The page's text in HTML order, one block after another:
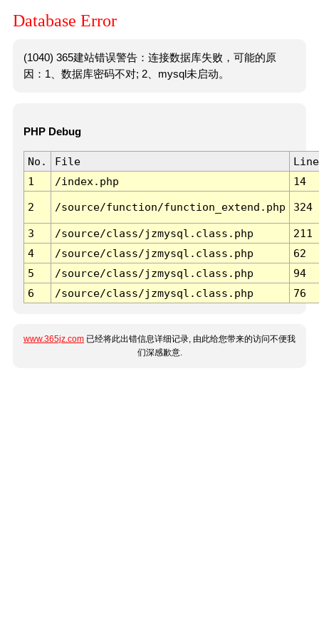
Database Error
(1040) 365建站错误警告：连接数据库失败，可能的原
因：1、数据库密码不对; 2、mysql未启动。
PHP Debug
No. File
Line
1
/index.php 14
2 /source/function/function_extend.php 324
3 /source/class/jzmysql.class.php
211
4
/source/class/jzmysql.class.php
62
5
/source/class/jzmysql.class.php
94
6
/source/class/jzmysql.class.php 76
www.365jz.com 已经将此出错信息详细记录, 由此给您带来的访问不便我
们深感歉意.